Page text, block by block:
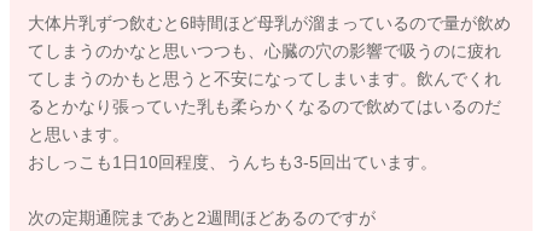
大体片乳ずつ飲むと6時間ほど母乳が溜まっているので量が飲め
てしまうのかなと思いつつも、心臓の穴の影響で吸うのに疲れ
てしまうのかもと思うと不安になってしまいます。飲んでくれ
るとかなり張っていた乳も柔らかくなるので飲めてはいるのだ
と思います。
おしっこも1日10回程度、うんちも3-5回出ています。
次の定期通院まであと2週間ほどあるのですが